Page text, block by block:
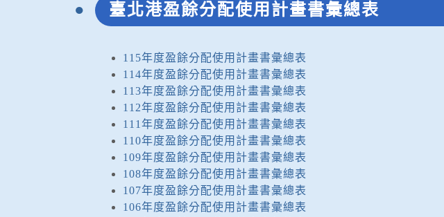
臺北港盈餘分配使用計畫書彙總表
115年度盈餘分配使用計畫書彙總表
114年度盈餘分配使用計畫書彙總表
113年度盈餘分配使用計畫書彙總表
112年度盈餘分配使用計畫書彙總表
111年度盈餘分配使用計畫書彙總表
110年度盈餘分配使用計畫書彙總表
109年度盈餘分配使用計畫書彙總表
108年度盈餘分配使用計畫書彙總表
107年度盈餘分配使用計畫書彙總表
106年度盈餘分配使用計畫書彙總表